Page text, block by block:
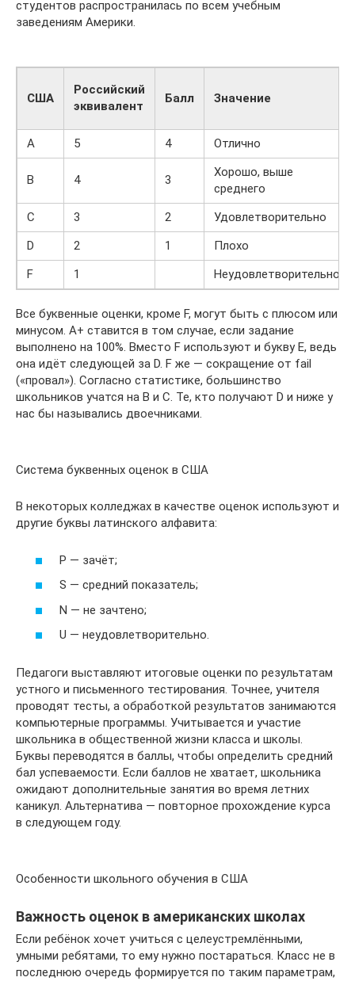
студентов распространилась по всем учебным
заведениям Америки.
США
Российский
эквивалент
Балл Значение
A 5 4 Отлично
B 4 3
Хорошо, выше
среднего
C
3 2
Удовлетворительно
D
2 1
Плохо
F
1 Неудовлетворительно
Все буквенные оценки, кроме F, могут быть с плюсом или
минусом. A+ ставится в том случае, если задание
выполнено на 100%. Вместо F используют и букву E, ведь
она идёт следующей за D. F же — сокращение от fail
(«провал»). Согласно статистике, большинство
школьников учатся на В и C. Те, кто получают D и ниже у
нас бы назывались двоечниками.
Система буквенных оценок в США
В некоторых колледжах в качестве оценок используют и
другие буквы латинского алфавита:
P — зачёт;
S — средний показатель;
N — не зачтено;
U — неудовлетворительно.
Педагоги выставляют итоговые оценки по результатам
устного и письменного тестирования. Точнее, учителя
проводят тесты, а обработкой результатов занимаются
компьютерные программы. Учитывается и участие
школьника в общественной жизни класса и школы.
Буквы переводятся в баллы, чтобы определить средний
бал успеваемости. Если баллов не хватает, школьника
ожидают дополнительные занятия во время летних
каникул. Альтернатива — повторное прохождение курса
в следующем году.
Особенности школьного обучения в США
Важность оценок в американских школах
Если ребёнок хочет учиться с целеустремлёнными,
умными ребятами, то ему нужно постараться. Класс не в
последнюю очередь формируется по таким параметрам,